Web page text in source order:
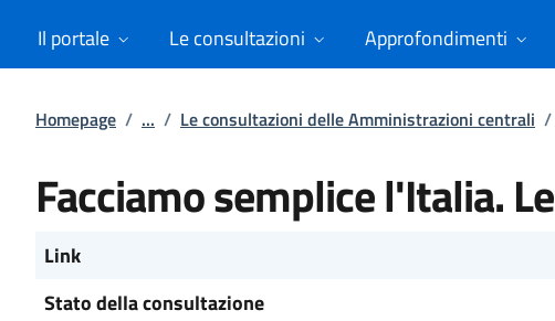
Il portale Le consultazioni Approfondimenti
Homepage / ... / Le consultazioni delle Amministrazioni centrali /
Facciamo semplice l'Italia.
Link
Stato della consultazione